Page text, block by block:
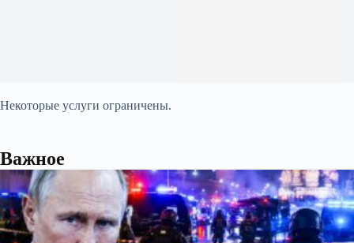
Некоторые услуги ограничены.
Важное